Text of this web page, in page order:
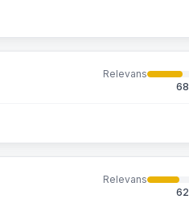
Relevans
68
Relevans
62